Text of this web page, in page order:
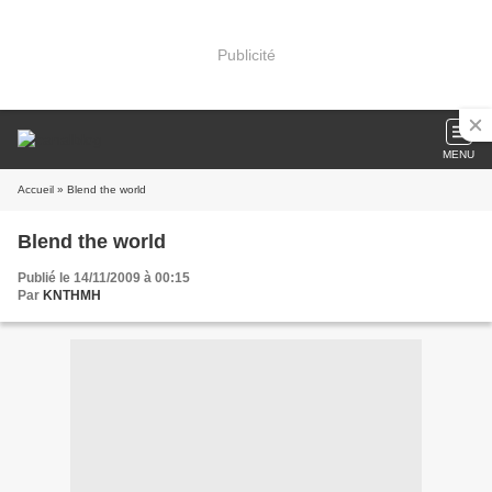
Publicité
MENU
Accueil » Blend the world
Blend the world
Publié le 14/11/2009 à 00:15
Par KNTHMH